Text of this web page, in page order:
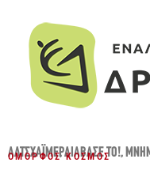
ΑΛΤΣΧΆΙΜΕΡ,ΔΙΆΒΑΣΈ ΤΟ!,
ΌΜΟΡΦΟΣ ΚΌΣΜΟΣ